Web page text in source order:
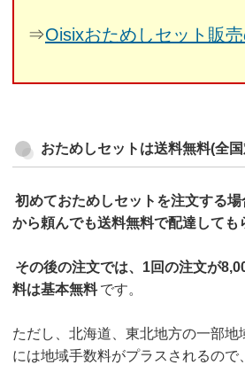
⇒Oisixおためしセット販
おためしセットは送料無料(全
初めておためしセットを注文する場
から頼んでも送料無料で配達しても
その後の注文では、1回の注文が
料は基本無料 です。
ただし、北海道、東北地方の一部地
には地域手数料がプラスされるので